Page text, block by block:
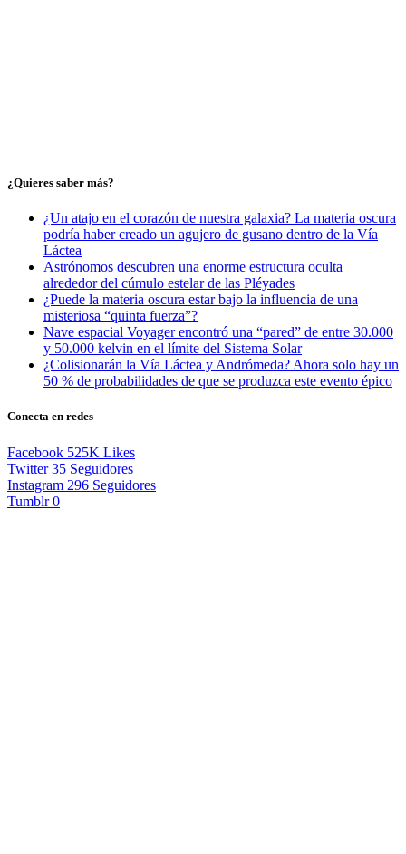
¿Quieres saber más?
¿Un atajo en el corazón de nuestra galaxia? La materia oscura
podría haber creado un agujero de gusano dentro de la Vía
Láctea
Astrónomos descubren una enorme estructura oculta
alrededor del cúmulo estelar de las Pléyades
¿Puede la materia oscura estar bajo la influencia de una
misteriosa “quinta fuerza”?
Nave espacial Voyager encontró una “pared” de entre 30.000
y 50.000 kelvin en el límite del Sistema Solar
¿Colisionarán la Vía Láctea y Andrómeda? Ahora solo hay un
50 % de probabilidades de que se produzca este evento épico
Conecta en redes
Facebook 525K Likes
Twitter 35 Seguidores
Instagram 296 Seguidores
Tumblr 0